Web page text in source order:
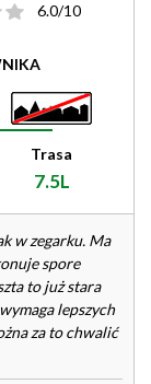
6.0/10
Trasa
7.5L
w zegarku. Ma
spore
to już stara
lepszych
za to chwalić